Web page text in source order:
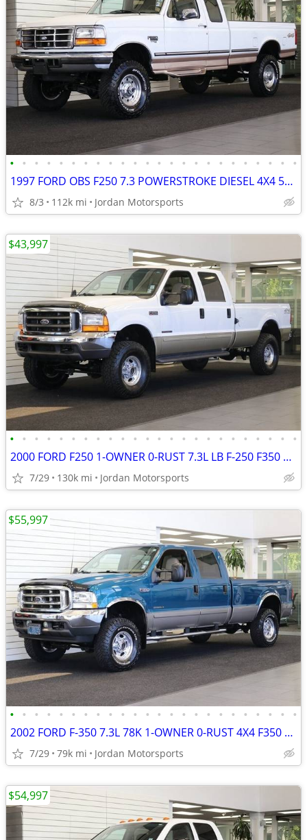
• • • • • • • • • • • • • • • • • • • • • • • •
1997 FORD OBS F250 7.3 POWERSTROKE DIESEL 4X4 5SP MANUAL 1996 1995 350
8/3 112k mi Jordan Motorsports
• • • • • • • • • • • • • • • • • • • • • • • •
2000 FORD F250 1-OWNER 0-RUST 7.3L LB F-250 F350 1999 2001 2002 2003
7/29 130k mi Jordan Motorsports
$43,997
• • • • • • • • • • • • • • • • • • • • • • • •
2002 FORD F-350 7.3L 78K 1-OWNER 0-RUST 4X4 F350 F250 2003 2001 2000
7/29 79k mi Jordan Motorsports
$55,997
$54,997